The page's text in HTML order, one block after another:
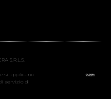
S.R.L.S.
si applicano
servizio di